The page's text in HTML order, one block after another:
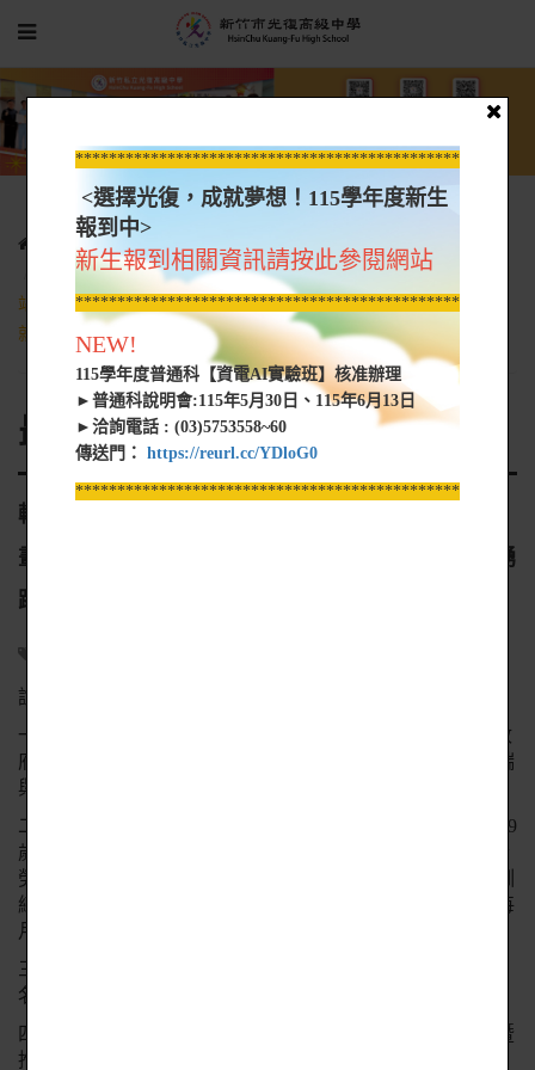
光復新聞
最新消息
轉知 銘傳大學辦理勞動部「產業新尖兵試辦計畫」雲端與SRE網
站可靠性工程師班，鼓勵校友踴躍報名參加，加速投入職場，提升
就業機會
最新消息
轉知 銘傳大學辦理勞動部「產業新尖兵試辦計
畫」雲端與SRE網站可靠性工程師班，鼓勵校友踴
躍報名參加，加速投入職場，提升就業機會
說明：
一、為因應SRE網站可靠性工程師廣大人才需求，並配合政
府「亞洲矽谷」計畫，以協助青年就業，本校規劃辦理雲端
與SRE網站可靠性工程師班。
二、課程相關訊息： (一)參加對象： 開訓當日應為15歲至29
歲(含) 無就業且非日間部學生之青年。 (二)課程費用：符合
勞動部「產業新尖兵試辦計畫」補助對象者，全額免費；訓
練期間，時數符合學習獎勵金規定者，得領取學習獎勵金每
月8,000元。
三、檢附課程簡章及DM，敬請協助公告宣傳，歡迎校友報
名參加。
四、課程即日起開放報名，歡迎有興趣者，參閱本校產學暨
推廣處網頁(https://mymcu.mcu.edu.tw/product/C042212011)，
*****************************************************
<選擇光復，成就夢想！115學年度新生
報到中>
新生報到相關資訊請按此參閱網站
*****************************************************
NEW!
115學年度普通科【資電AI實驗班】核准辦理
►普通科說明會:115年5月30日、115年6月13日
►洽詢電話 : (03)5753558~60
傳送門： https://reurl.cc/YDloG0
*****************************************************